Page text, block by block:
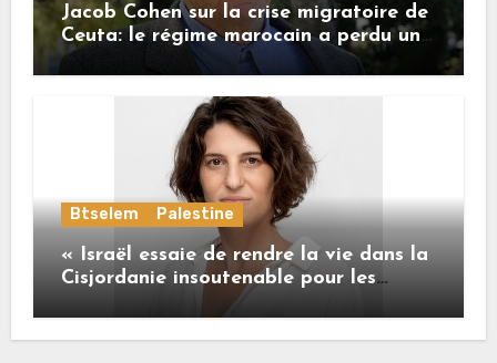
Jacob Cohen sur la crise migratoire de
Ceuta: le régime marocain a perdu une
bonne part de sa crédibilité vis-à-vis
de l’Union européenne
Btselem Palestine
« Israël essaie de rendre la vie dans la
Cisjordanie insoutenable pour les